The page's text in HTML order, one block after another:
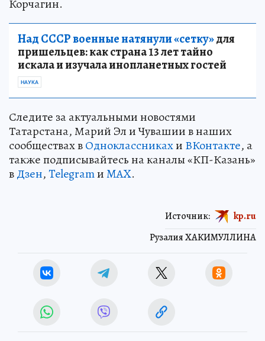
Корчагин.
Над СССР военные натянули «сетку»для
пришельцев: как страна 13 лет тайно
искала и изучала инопланетных гостей
НАУКА
Следите за актуальными новостями
Татарстана, Марий Эл и Чувашии в наших
сообществах вОдноклассникахи ВКонтакте, а
также подписывайтесь на каналы «КП-Казань»
вДзен,TelegramиMAX.
Рузалия ХАКИМУЛЛИНА
Источник: kp.ru